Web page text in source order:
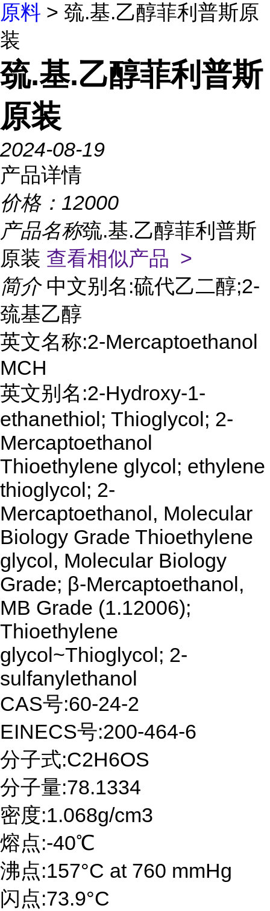
原料 > 巯.基.乙醇菲利普斯原
装
巯.基.乙醇菲利普斯
原装
2024-08-19
产品详情
价格： 12000
产品名称巯.基.乙醇菲利普斯
原装 查看相似产品 >
简介 中文别名:硫代乙二醇;2-
巯基乙醇
英文名称:2-Mercaptoethanol
MCH
英文别名:2-Hydroxy-1-
ethanethiol; Thioglycol; 2-
Mercaptoethanol
Thioethylene glycol; ethylene
thioglycol; 2-
Mercaptoethanol, Molecular
Biology Grade Thioethylene
glycol, Molecular Biology
Grade; β-Mercaptoethanol,
MB Grade (1.12006);
Thioethylene
glycol~Thioglycol; 2-
sulfanylethanol
CAS号:60-24-2
EINECS号:200-464-6
分子式:C2H6OS
分子量:78.1334
密度:1.068g/cm3
熔点:-40℃
沸点:157°C at 760 mmHg
闪点:73.9°C